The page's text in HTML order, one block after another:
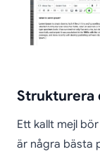
Strukturera
Ett kallt mejl
är några bästa